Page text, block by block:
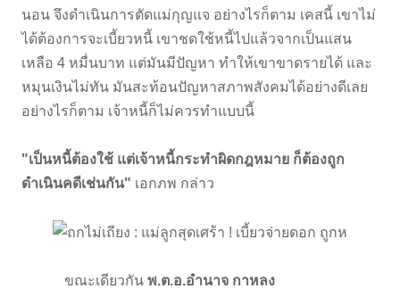
นอน จึงดำเนินการตัดแม่กุญแจ อย่างไรก็ตาม เคสนี้ เขาไม่
ได้ต้องการจะเบี้ยวหนี้ เขาชดใช้หนี้ไปแล้วจากเป็นแสน
เหลือ 4 หมื่นบาท แต่มันมีปัญหา ทำให้เขาขาดรายได้ และ
หมุนเงินไม่ทัน มันสะท้อนปัญหาสภาพสังคมได้อย่างดีเลย
อย่างไรก็ตาม เจ้าหนี้ก็ไม่ควรทำแบบนี้
"เป็นหนี้ต้องใช้ แต่เจ้าหนี้กระทำผิดกฎหมาย ก็ต้องถูก
ดำเนินคดีเช่นกัน" เอกภพ กล่าว
ขณะเดียวกัน พ.ต.อ.อำนาจ กาหลง